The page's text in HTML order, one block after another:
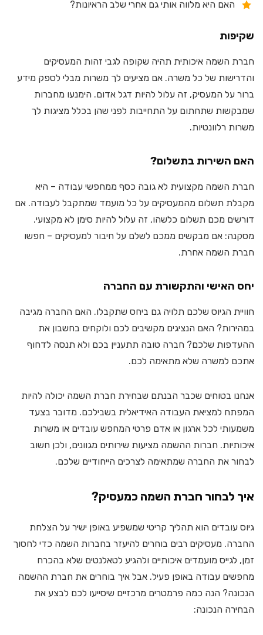
האם היא מלווה אותי גם אחרי שלב הראיונות?
שקיפות
חברת השמה איכותית תהיה שקופה לגבי זהות המעסיקים
והדרישות של כל משרה. אם מציעים לך משרות מבלי לספק מידע
ברור על המעסיק, זה עלול להיות דגל אדום. הימנעו מחברות
שמבקשות שתחתום על התחייבות לפני שהן בכלל מציגות לך
משרות רלוונטיות.
האם השירות בתשלום?
חברת השמה מקצועית לא גובה כסף ממחפשי עבודה – היא
מקבלת תשלום מהמעסיקים על כל מועמד שמתקבל לעבודה. אם
דורשים מכם תשלום כלשהו, זה עלול להיות סימן לא מקצועי.
מסקנה: אם מבקשים ממכם לשלם על חיבור למעסיקים – חפשו
חברת השמה אחרת.
יחס האישי והתקשורת עם החברה
חוויית הגיוס שלכם תלויה גם ביחס שתקבלו. האם החברה מגיבה
במהירות? האם הנציגים מקשיבים לכם ולוקחים בחשבון את
ההעדפות שלכם? חברה טובה תתעניין בכם ולא תנסה לדחוף
אתכם למשרה שלא מתאימה לכם.
אנחנו בטוחים שכבר הבנתם שבחירת חברת השמה יכולה להיות
המפתח למציאת העבודה האידיאלית בשבילכם. מדובר בצעד
משמעותי לכל ארגון או אדם פרטי המחפש עובדים או משרות
איכותיות. חברות ההשמה מציעות שירותים מגוונים, ולכן חשוב
לבחור את החברה שמתאימה לצרכים הייחודיים שלכם.
איך לבחור חברת השמה כמעסיק?
גיוס עובדים הוא תהליך קריטי שמשפיע באופן ישיר על הצלחת
החברה. מעסיקים רבים בוחרים להיעזר בחברות השמה כדי לחסוך
זמן, לגייס מועמדים איכותיים ולהגיע לטאלנטים שלא בהכרח
מחפשים עבודה באופן פעיל. אבל איך בוחרים את חברת ההשמה
הנכונה? הנה כמה פרמטרים מרכזיים שיסייעו לכם לבצע את
הבחירה הנכונה: